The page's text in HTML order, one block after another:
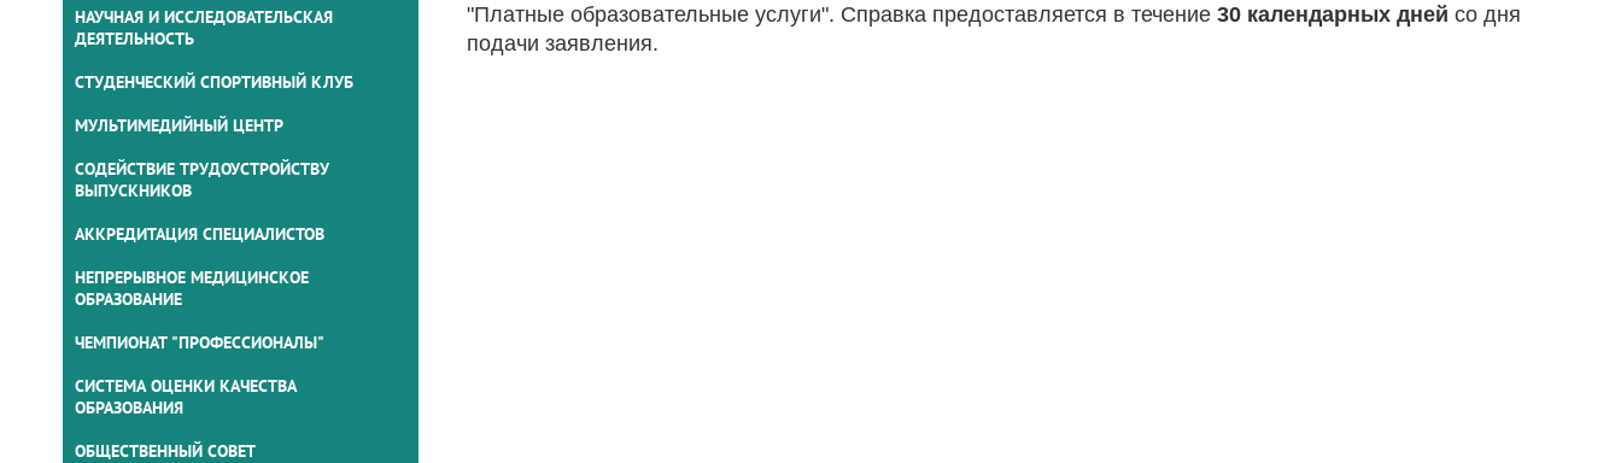
НАУЧНАЯ И ИССЛЕДОВАТЕЛЬСКАЯ
ДЕЯТЕЛЬНОСТЬ
СТУДЕНЧЕСКИЙ СПОРТИВНЫЙ КЛУБ
МУЛЬТИМЕДИЙНЫЙ ЦЕНТР
СОДЕЙСТВИЕ ТРУДОУСТРОЙСТВУ
ВЫПУСКНИКОВ
АККРЕДИТАЦИЯ СПЕЦИАЛИСТОВ
НЕПРЕРЫВНОЕ МЕДИЦИНСКОЕ
ОБРАЗОВАНИЕ
ЧЕМПИОНАТ "ПРОФЕССИОНАЛЫ"
СИСТЕМА ОЦЕНКИ КАЧЕСТВА
ОБРАЗОВАНИЯ
ОБЩЕСТВЕННЫЙ СОВЕТ
"Платные образовательные услуги". Справка предоставляется в течение 30 календарных дней со дня
подачи заявления.